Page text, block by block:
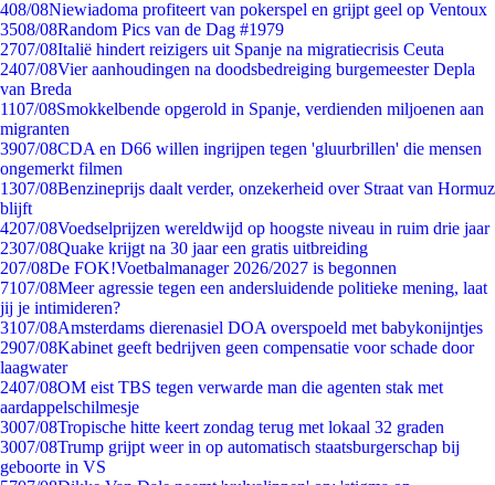
408/08Niewiadoma profiteert van pokerspel en grijpt geel op Ventoux
3508/08Random Pics van de Dag #1979
2707/08Italië hindert reizigers uit Spanje na migratiecrisis Ceuta
2407/08Vier aanhoudingen na doodsbedreiging burgemeester Depla
van Breda
1107/08Smokkelbende opgerold in Spanje, verdienden miljoenen aan
migranten
3907/08CDA en D66 willen ingrijpen tegen 'gluurbrillen' die mensen
ongemerkt filmen
1307/08Benzineprijs daalt verder, onzekerheid over Straat van Hormuz
blijft
4207/08Voedselprijzen wereldwijd op hoogste niveau in ruim drie jaar
2307/08Quake krijgt na 30 jaar een gratis uitbreiding
207/08De FOK!Voetbalmanager 2026/2027 is begonnen
7107/08Meer agressie tegen een andersluidende politieke mening, laat
jij je intimideren?
3107/08Amsterdams dierenasiel DOA overspoeld met babykonijntjes
2907/08Kabinet geeft bedrijven geen compensatie voor schade door
laagwater
2407/08OM eist TBS tegen verwarde man die agenten stak met
aardappelschilmesje
3007/08Tropische hitte keert zondag terug met lokaal 32 graden
3007/08Trump grijpt weer in op automatisch staatsburgerschap bij
geboorte in VS